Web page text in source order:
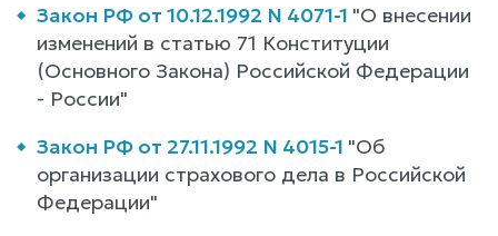
Закон РФ от 10.12.1992 N 4071-1 "О внесении
изменений в статью 71 Конституции
(Основного Закона) Российской Федерации
- России"
Закон РФ от 27.11.1992 N 4015-1 "Об
организации страхового дела в Российской
Федерации"